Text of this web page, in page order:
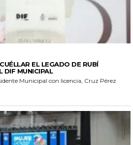
EL LEGADO DE RUBÍ
DIF MUNICIPAL